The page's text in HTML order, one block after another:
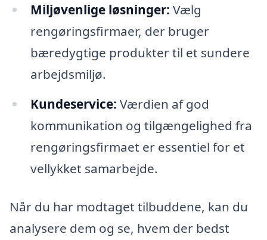
Miljøvenlige løsninger: Vælg
rengøringsfirmaer, der bruger
bæredygtige produkter til et sundere
arbejdsmiljø.
Kundeservice: Værdien af god
kommunikation og tilgængelighed fra
rengøringsfirmaet er essentiel for et
vellykket samarbejde.
Når du har modtaget tilbuddene, kan du
analysere dem og se, hvem der bedst